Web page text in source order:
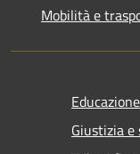
Mobilità e
Giustizia e